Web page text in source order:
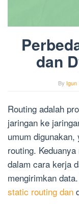
dan
By Igun
Routing adalah
jaringan ke
umum
routing.
dalam cara kerja
mengirimkan
static routing dan